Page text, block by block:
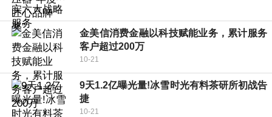
金美信消费金融以科技赋能业务，累计服务
客户超过200万
10-21
9天1.2亿曝光量!冰雪时光有料茶研所初战告
捷
10-21